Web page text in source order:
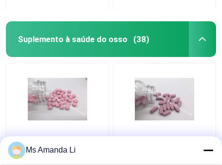
Suplemento à saúde do osso (38)
Suplementos dentais
VT4Q às vitaminas do
osso da luz do sol da
O multi suplemento
Ms Amanda Li